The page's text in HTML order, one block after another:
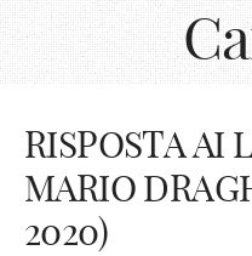
RISPOSTA AI
MARIO
2020)